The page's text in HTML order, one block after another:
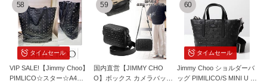
タイムセール
58
VIP SALE!【Jimmy Choo】
PIMLICO☆スター☆A4対
59
国内直営【JIMMY CHO
O】ボックス カメラバッグ
タイムセール
60
Jimmy Choo ショルダーバ
ッグ PIMILICO/S MINI U E